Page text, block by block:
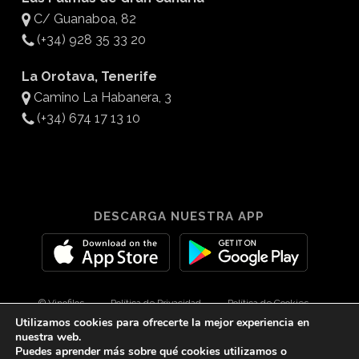
C/ Guanaboa, 82
(+34) 928 35 33 20
La Orotava, Tenerife
Camino La Habanera, 3
(+34) 674 17 13 10
DESCARGA NUESTRA APP
© Vinofilos Política de Privacidad Política de Cookies
Aviso Legal Diseño por 3Com Maketing
Utilizamos cookies para ofrecerte la mejor experiencia en
nuestra web.
Puedes aprender más sobre qué cookies utilizamos o